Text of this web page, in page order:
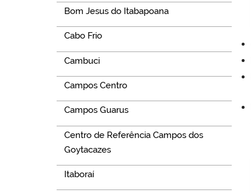
Bom Jesus do Itabapoana
Cabo Frio
Cambuci
Campos Centro
Campos Guarus
Centro de Referência Campos dos
Goytacazes
Itaboraí